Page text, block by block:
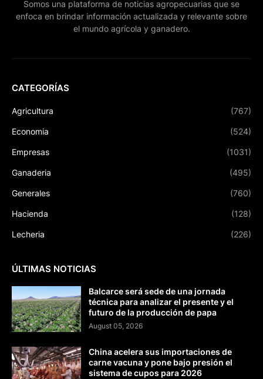
Somos una plataforma de noticias agropecuarias que se
enfoca en brindar información actualizada y relevante sobre
el mundo agrícola y ganadero.
CATEGORÍAS
Agricultura (767)
Economia (524)
Empresas (1031)
Ganaderia (495)
Generales (760)
Hacienda (128)
Lecheria (226)
ÚLTIMAS NOTICIAS
Balcarce será sede de una jornada
técnica para analizar el presente y el
futuro de la producción de papa
August 05, 2026
China acelera sus importaciones de
carne vacuna y pone bajo presión el
sistema de cupos para 2026